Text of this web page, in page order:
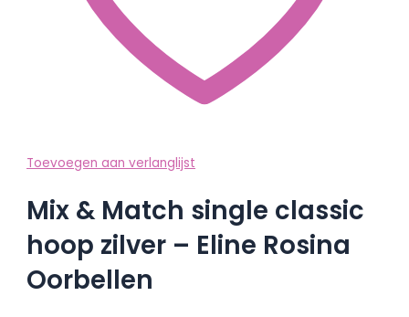
Toevoegen aan verlanglijst
Mix & Match single classic
hoop zilver – Eline Rosina
Oorbellen